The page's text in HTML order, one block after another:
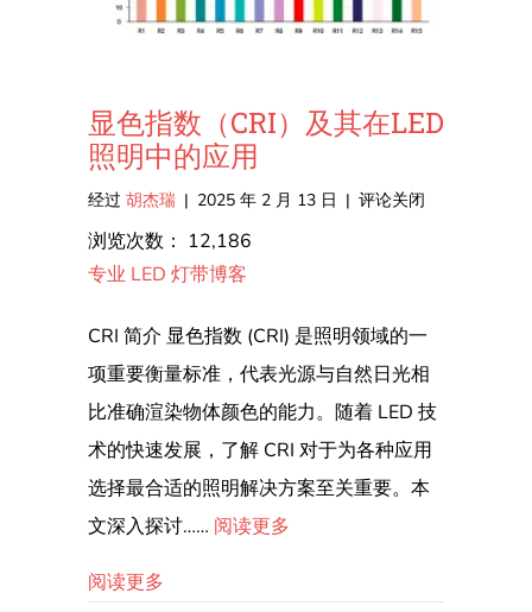
显色指数（CRI）及其在LED
照明中的应用
经过 胡杰瑞 | 2025 年 2 月 13 日 | 评论关闭
数
（CRI）
及
在
LED
中
浏览次数： 12,186
专业 LED 灯带博客
CRI 简介 显色指数 (CRI) 是照明领域的一
项重要衡量标准，代表光源与自然日光相
比准确渲染物体颜色的能力。随着 LED 技
术的快速发展，了解 CRI 对于为各种应用
选择最合适的照明解决方案至关重要。本
文深入探讨…… 阅读更多
阅读更多